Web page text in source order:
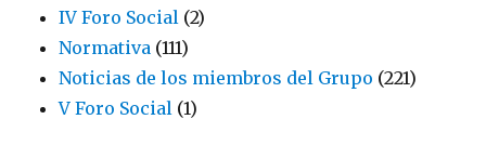
IV Foro Social (2)
Normativa (111)
Noticias de los miembros del Grupo (221)
V Foro Social (1)